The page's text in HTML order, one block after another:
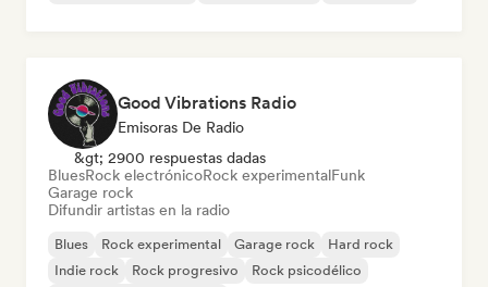
Good Vibrations Radio
Emisoras De Radio
&gt; 2900 respuestas dadas
BluesRock electrónicoRock experimentalFunk
Garage rock
Difundir artistas en la radio
Blues Rock experimental Garage rock
Hard rock
Indie rock
Rock progresivo
Rock psicodélico